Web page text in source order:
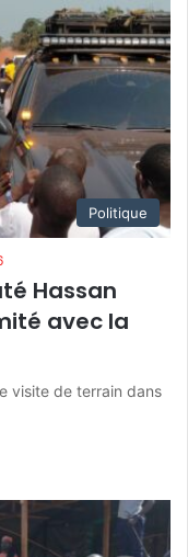
Politique
Hassan
avec la
visite de terrain dans